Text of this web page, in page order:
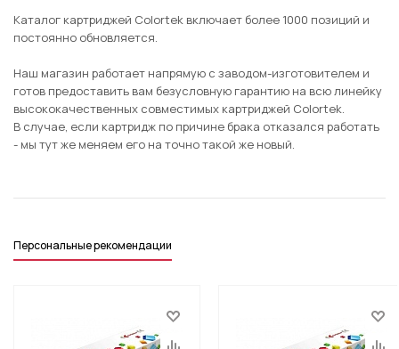
Каталог картриджей Colortek включает более 1000 позиций и
постоянно обновляется.
Наш магазин работает напрямую с заводом-изготовителем и
готов предоставить вам безусловную гарантию на всю линейку
высококачественных совместимых картриджей Colortek.
В случае, если картридж по причине брака отказался работать
- мы тут же меняем его на точно такой же новый.
Персональные рекомендации